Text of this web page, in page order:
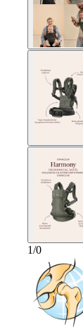
1/0